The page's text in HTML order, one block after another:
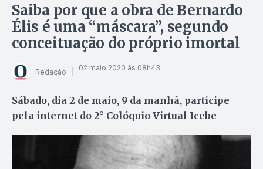
Saiba por que a obra de Bernardo
Élis é uma “máscara”, segundo
conceituação do próprio imortal
Redação 02 maio 2020 às 08h43
Sábado, dia 2 de maio, 9 da manhã, participe
pela internet do 2° Colóquio Virtual Icebe